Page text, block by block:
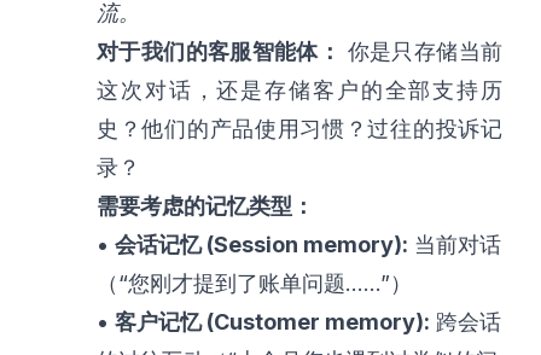
流。
对于我们的客服智能体：
你是只存储当前
这次对话，还是存储客户的全部支持历
史？他们的产品使用习惯？过往的投诉记
录？
需要考虑的记忆类型：
• 会话记忆 (Session memory): 当前对话
（“您刚才提到了账单问题……”）
• 客户记忆 (Customer memory): 跨会话